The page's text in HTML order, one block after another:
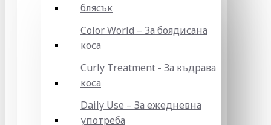
блясък
Color World – За боядисана
коса
Curly Treatment - За къдрава
коса
Daily Use – За ежедневна
употреба